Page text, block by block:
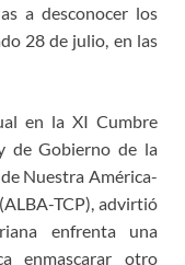
a desconocer los
28 de julio, en las
en la XI Cumbre
de Gobierno de la
Nuestra América-
TCP), advirtió
enfrenta una
enmascarar otro